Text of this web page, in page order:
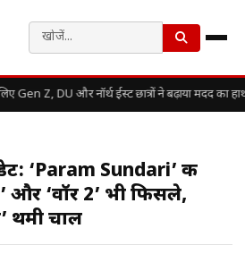
Gen Z, DU और नॉर्थ ईस्ट छात्रों ने बढ़ाया मदद का
‘Param Sundari’ की
और ‘वॉर 2’ भी फिसले,
थमी चाल